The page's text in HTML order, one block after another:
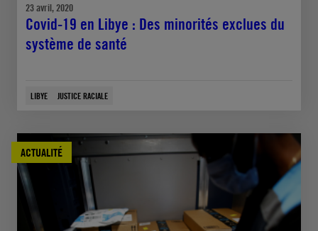
23 avril, 2020
Covid-19 en Libye : Des minorités exclues du
système de santé
LIBYE JUSTICE RACIALE
ACTUALITÉ